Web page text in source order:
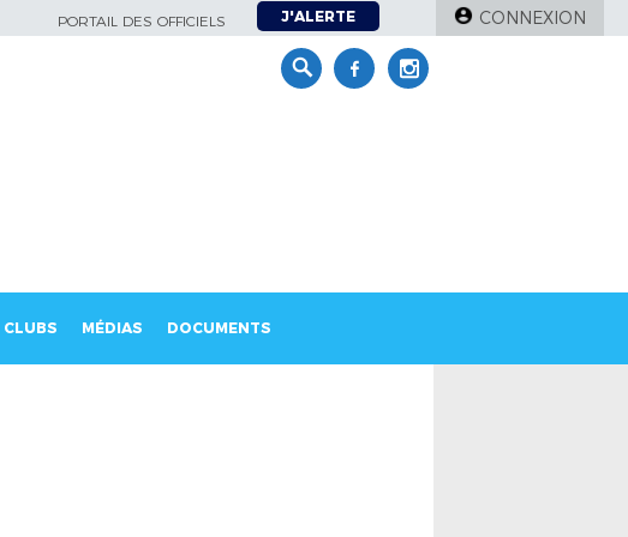
PORTAIL DES OFFICIELS J'ALERTE CONNEXION
CLUBS MÉDIAS DOCUMENTS